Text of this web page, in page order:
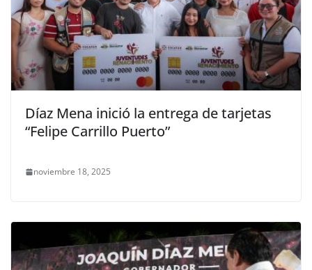
Díaz Mena inició la entrega de tarjetas
“Felipe Carrillo Puerto”
noviembre 18, 2025